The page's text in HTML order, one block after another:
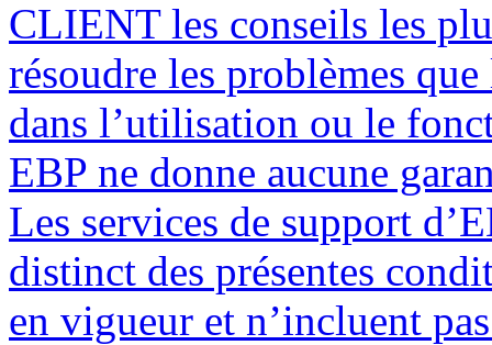
CLIENT les conseils les
résoudre les problèmes
dans l’utilisation ou le
EBP ne donne aucune
Les services de support
distinct des présentes
en vigueur et n’incluent